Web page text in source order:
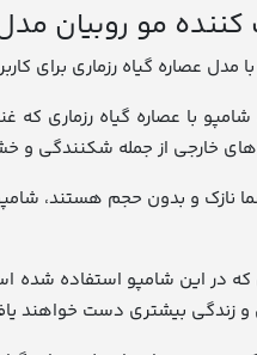
کننده مو روبیان
مدل عصاره گیاه رزماری برای
شامپو با عصاره گیاه رزماری
خارجی از جمله شکنندگی
نازک و بدون حجم هستند،
که در این شامپو استفاده
زندگی بیشتری دست خواهند